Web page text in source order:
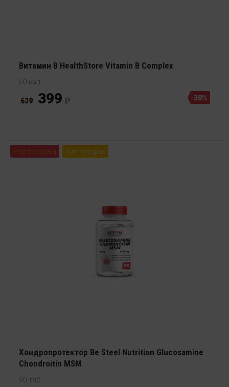
Витамин В HealthStore Vitamin B Сomplex
60 кап
639 399 -38%
Распродажа Хит продаж
Хондропротектор Be Steel Nutrition Glucosamine
Chondroitin MSM
90 таб